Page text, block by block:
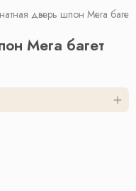
дверь шпон Мега багет
Мега багет